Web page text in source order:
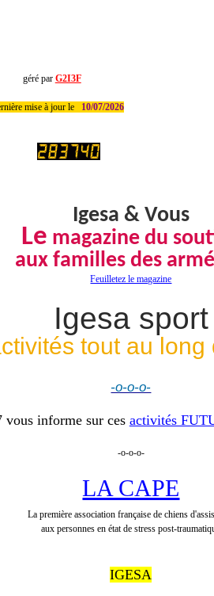
G2I3F
mise à jour le10/07/2026
Igesa & Vous
Le magazine du
aux familles des
Feuilletez le magazine
Igesa sport
tout au long
-o-o-o-
informe sur ces activités
-o-o-o-
LA CAPE
La première association française de chiens
aux personnes en état de stresspost-
IGESA